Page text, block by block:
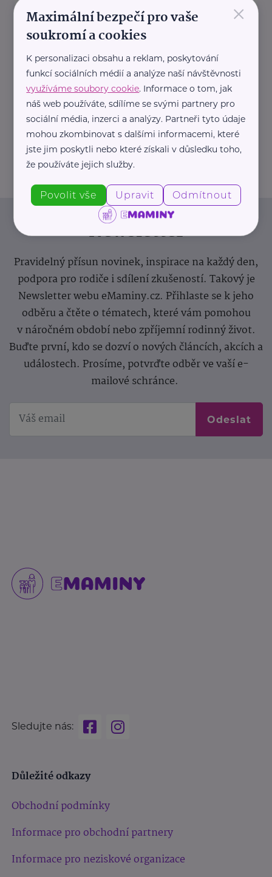
+420 800 100 150
info@hartmanndirect.cz
Ministerstvo zdravotnictví ČR
Palackého náměstí 375/4 Praha 2
https://www.mzcr.cz/
+420 224 971 111
Newsletter
Pravidelný přísun novinek, inspirace na každý den,
podpora pro rodiče i sdílení zkušeností. Takový je
Newsletter webu eMaminy.cz. Přihlaste se k jeho
odběru a čtěte o tématech, které vám pomohou
v náročném období nebo zpříjemní rodinný život.
Buďte první, kdo se dozví o nových článcích, akcích a
událostech. Prosíme, potvrďte odběr ve vaší e-
mailové schránce.
Odeslat
Sledujte nás:
Důležité odkazy
Obchodní podmínky
Informace pro obchodní partnery
Informace pro neziskové organizace
×
Maximální bezpečí pro vaše
soukromí a cookies
K personalizaci obsahu a reklam, poskytování
funkcí sociálních médií a analýze naší návštěvnosti
využíváme soubory cookie. Informace o tom, jak
náš web používáte, sdílíme se svými partnery pro
sociální média, inzerci a analýzy. Partneři tyto údaje
mohou zkombinovat s dalšími informacemi, které
jste jim poskytli nebo které získali v důsledku toho,
že používáte jejich služby.
Povolit vše Upravit Odmítnout